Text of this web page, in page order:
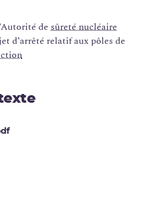
de sûreté nucléaire
d’arrêté relatif aux pôles de